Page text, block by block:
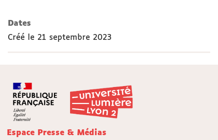
Dates
Créé le 21 septembre 2023
Espace Presse & Médias